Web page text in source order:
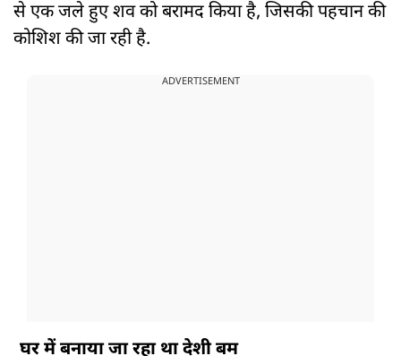
से एक जले हुए शव को बरामद किया है, जिसकी पहचान की
कोशिश की जा रही है.
ADVERTISEMENT
घर में बनाया जा रहा था देशी बम